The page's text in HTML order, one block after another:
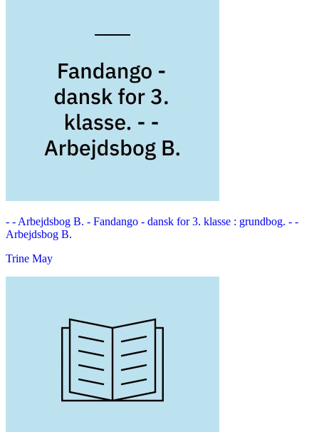
- - Arbejdsbog B. - Fandango - dansk for 3. klasse : grundbog. - -
Arbejdsbog B.
Trine May